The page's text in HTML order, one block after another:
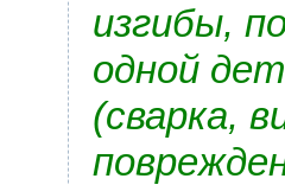
изгибы,
одной
(сварка,